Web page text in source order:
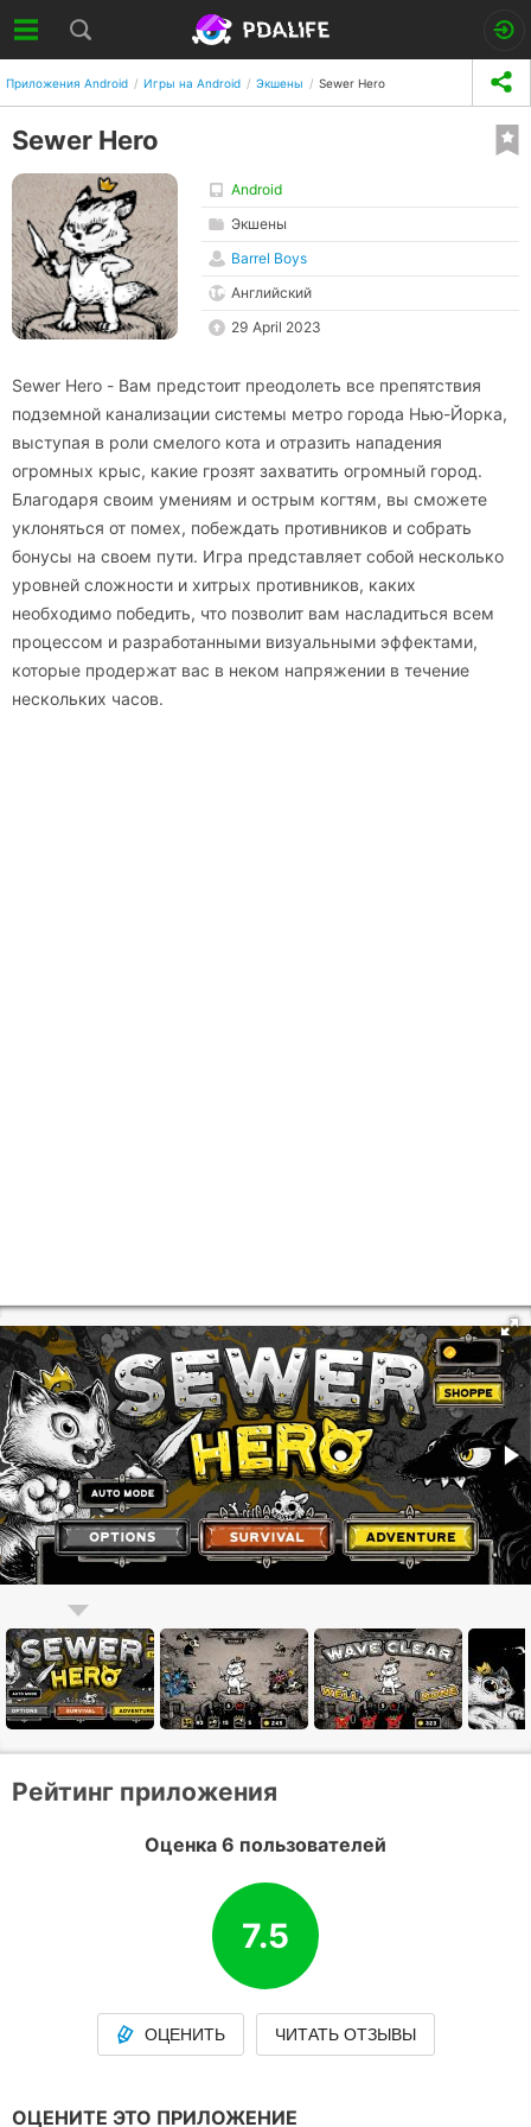
Приложения Android Игры на Android Экшены Sewer Hero
Sewer Hero
Android
Экшены
Barrel Boys
Английский
29 April 2023
Sewer Hero - Вам предстоит преодолеть все препятствия
подземной канализации системы метро города Нью-Йорка,
выступая в роли смелого кота и отразить нападения
огромных крыс, какие грозят захватить огромный город.
Благодаря своим умениям и острым когтям, вы сможете
уклоняться от помех, побеждать противников и собрать
бонусы на своем пути. Игра представляет собой несколько
уровней сложности и хитрых противников, каких
необходимо победить, что позволит вам насладиться всем
процессом и разработанными визуальными эффектами,
которые продержат вас в неком напряжении в течение
нескольких часов.
Рейтинг приложения
Оценка 6 пользователей
7.5
ОЦЕНИТЬ ЧИТАТЬ ОТЗЫВЫ
ОЦЕНИТЕ ЭТО ПРИЛОЖЕНИЕ